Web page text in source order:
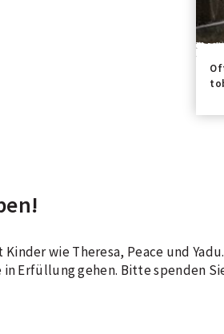
wie Theresa, Peace und
Erfüllung gehen. Bitte spenden